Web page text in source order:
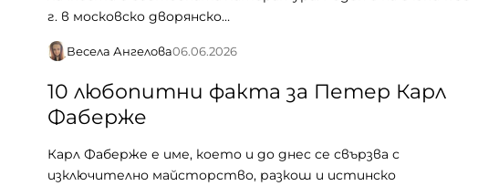
г. в московско дворянско…
Весела Ангелова06.06.2026
10 любопитни факта за Петер Карл
Фаберже
Карл Фаберже е име, което и до днес се свързва с
изключително майсторство, разкош и истинско